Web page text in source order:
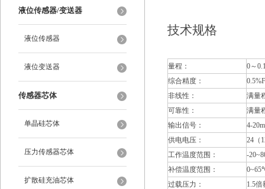
液位传感器/变送器
液位传感器
液位变送器
传感器芯体
单晶硅芯体
压力传感器芯体
扩散硅充油芯体
技术规格
量程：
0～
综合精度：
非线性：
满量
可靠性：
满量
输出信号：
4-
供电电压：
24（
工作温度范围：
-
补偿温度范围：
过载压力：
1.5